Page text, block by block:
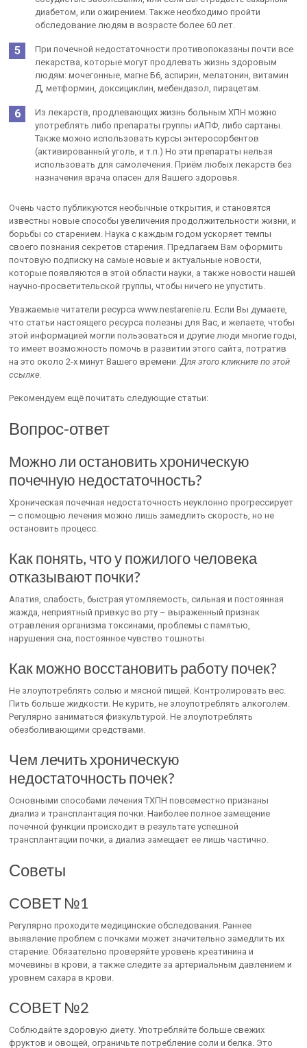
диабетом, или ожирением. Также необходимо пройти
обследование людям в возрасте более 60 лет.
При почечной недостаточности противопоказаны почти все
лекарства, которые могут продлевать жизнь здоровым
людям: мочегонные, магне Б6, аспирин, мелатонин, витамин
Д, метформин, доксициклин, мебендазол, пирацетам.
Из лекарств, продлевающих жизнь больным ХПН можно
употреблять либо препараты группы иАПФ, либо сартаны.
Также можно использовать курсы энтеросорбентов
(активированный уголь, и т.п.) Но эти препараты нельзя
использовать для самолечения. Приём любых лекарств без
назначения врача опасен для Вашего здоровья.
Очень часто публикуются необычные открытия, и становятся
известны новые способы увеличения продолжительности жизни, и
борьбы со старением. Наука с каждым годом ускоряет темпы
своего познания секретов старения. Предлагаем Вам оформить
почтовую подписку на самые новые и актуальные новости,
которые появляются в этой области науки, а также новости нашей
научно-просветительской группы, чтобы ничего не упустить.
Уважаемые читатели ресурса www.nestarenie.ru. Если Вы думаете,
что статьи настоящего ресурса полезны для Вас, и желаете, чтобы
этой информацией могли пользоваться и другие люди многие годы,
то имеет возможность помочь в развитии этого сайта, потратив
на это около 2-х минут Вашего времени. Для этого кликните по этой
ссылке.
Рекомендуем ещё почитать следующие статьи:
Вопрос-ответ
Можно ли остановить хроническую
почечную недостаточность?
Хроническая почечная недостаточность неуклонно прогрессирует
— с помощью лечения можно лишь замедлить скорость, но не
остановить процесс.
Как понять, что у пожилого человека
отказывают почки?
Апатия, слабость, быстрая утомляемость, сильная и постоянная
жажда, неприятный привкус во рту – выраженный признак
отравления организма токсинами, проблемы с памятью,
нарушения сна, постоянное чувство тошноты.
Как можно восстановить работу почек?
Не злоупотреблять солью и мясной пищей. Контролировать вес.
Пить больше жидкости. Не курить, не злоупотреблять алкоголем.
Регулярно заниматься физкультурой. Не злоупотреблять
обезболивающими средствами.
Чем лечить хроническую
недостаточность почек?
Основными способами лечения ТХПН повсеместно признаны
диализ и трансплантация почки. Наиболее полное замещение
почечной функции происходит в результате успешной
трансплантации почки, а диализ замещает ее лишь частично.
Советы
СОВЕТ №1
Регулярно проходите медицинские обследования. Раннее
выявление проблем с почками может значительно замедлить их
старение. Обязательно проверяйте уровень креатинина и
мочевины в крови, а также следите за артериальным давлением и
уровнем сахара в крови.
СОВЕТ №2
Соблюдайте здоровую диету. Употребляйте больше свежих
фруктов и овощей, ограничьте потребление соли и белка. Это